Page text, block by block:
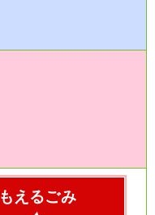
もえるごみ